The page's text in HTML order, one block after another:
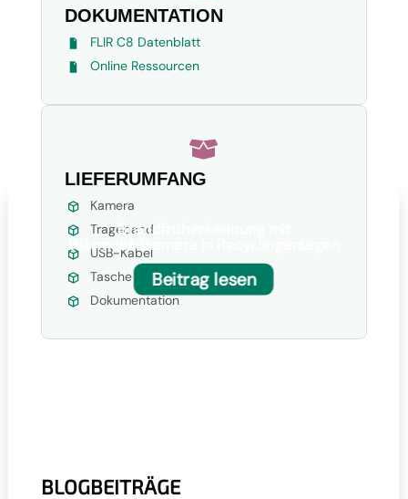
DOKUMENTATION
FLIR C8 Datenblatt
Online Ressourcen

LIEFERUMFANG
Kamera
Trageband
USB-Kabel
Tasche
Dokumentation
BLOGBEITRÄGE
Brandfrüherkennung mit
Wärmebildkamera in Recyclinganlagen
Beitrag lesen